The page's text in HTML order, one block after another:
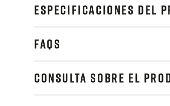
ESPECIFICACIONES DEL
FAQS
CONSULTA SOBRE EL